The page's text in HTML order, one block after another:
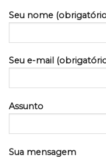
Seu nome
Seu e-mail
Assunto
Sua mensagem